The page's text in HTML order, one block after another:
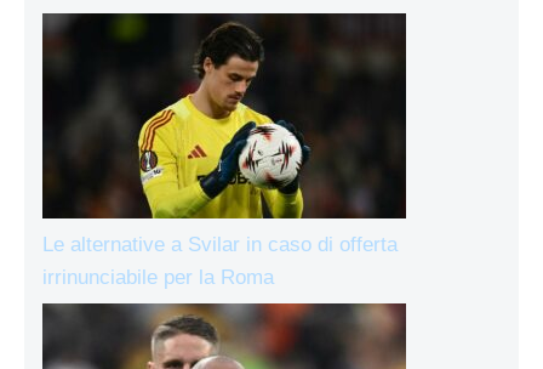
Le alternative a Svilar in caso di offerta
irrinunciabile per la Roma